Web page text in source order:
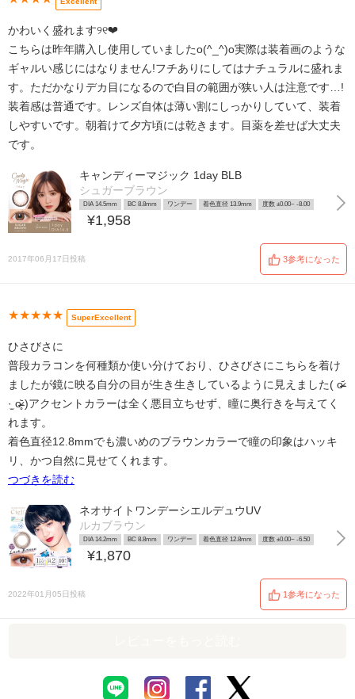
かわいく盛れます୨୧❤︎
こちらは昨年購入し使用していましたo(^_^)o実際は装着画のような
ギャルい感じにはなりません!フチありにしてはナチュラルに盛れま
す。ただかなりデカ目になるので白目の範囲が狭い人は注意です…!
装着感は普通です。レンズ自体は薄い割にしっかりしていて、装着
しやすいです。朝着けて夕方頃には乾きます。目薬を差せば大丈夫
です。
キャンディーマジック 1day BLB
シュガーブラウン
DIA 14.5mm BC 8.8mm ワンデー 着色直径 13.9mm 度数 ±0.00~ -8.00
¥1,958
2017年06月17日投稿 3参考になった
★★★★★ SuperExcellent
ひさびさに
普段カラコンを何種類か使い分けており、ひさびさにこちらを着け
ましたが鏡に映る自分の目が生き生きしているように見えました( o̴̶̷᷄
·̫ o̴̶̷̥᷅ )アクセントカラーは全く悪目立ちせず、瞳に奥行きを与えてく
れます。
着色直径12.8mmでも濃いめのブラウンカラーで瞳の印象はハッキ
リ、かつ自然に見せてくれます。
つづきを読む
ネオサイトワンデーシエルデュウUV
ルカブラウン
DIA 14.2mm BC 8.8mm ワンデー 着色直径 12.8mm 度数 ±0.00~ -6.50
¥1,870
2022年01月05日投稿 1参考になった